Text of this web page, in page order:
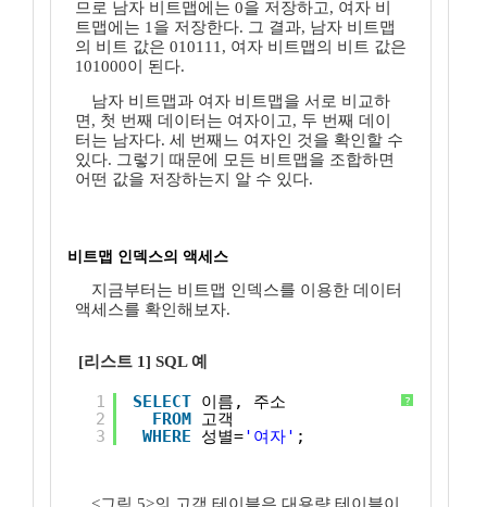
므로 남자 비트맵에는 0을 저장하고, 여자 비
트맵에는 1을 저장한다. 그 결과, 남자 비트맵
의 비트 값은 010111, 여자 비트맵의 비트 값은
101000이 된다.
남자 비트맵과 여자 비트맵을 서로 비교하
면, 첫 번째 데이터는 여자이고, 두 번째 데이
터는 남자다. 세 번째느 여자인 것을 확인할 수
있다. 그렇기 때문에 모든 비트맵을 조합하면
어떤 값을 저장하는지 알 수 있다.
비트맵 인덱스의 액세스
지금부터는 비트맵 인덱스를 이용한 데이터
액세스를 확인해보자.
[리스트 1] SQL 예
?
1
2
3
SELECT 이름, 주소
FROM
고객
WHERE
성별='여자' ;